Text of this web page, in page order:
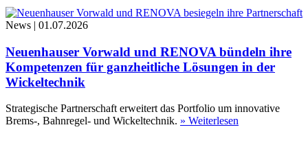
News | 01.07.2026
Neuenhauser Vorwald und RENOVA bündeln ihre
Kompetenzen für ganzheitliche Lösungen in der
Wickeltechnik
Strategische Partnerschaft erweitert das Portfolio um innovative
Brems-, Bahnregel- und Wickeltechnik. » Weiterlesen